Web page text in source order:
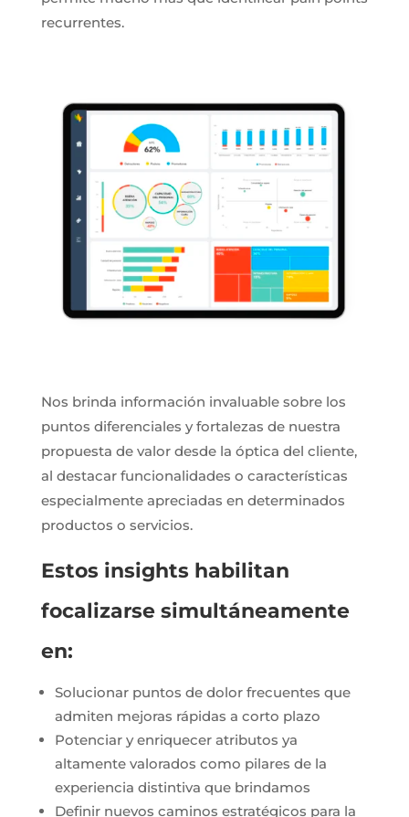
recurrentes.
Nos brinda información invaluable sobre los
puntos diferenciales y fortalezas de nuestra
propuesta de valor desde la óptica del cliente,
al destacar funcionalidades o características
especialmente apreciadas en determinados
productos o servicios.
Estos insights habilitan
focalizarse simultáneamente
en:
Solucionar puntos de dolor frecuentes que
admiten mejoras rápidas a corto plazo
Potenciar y enriquecer atributos ya
altamente valorados como pilares de la
experiencia distintiva que brindamos
Definir nuevos caminos estratégicos para la